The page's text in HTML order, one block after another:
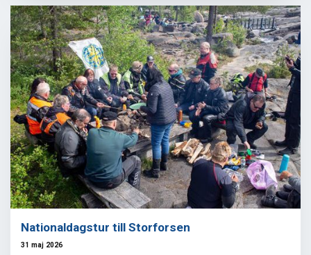
Nationaldagstur till Storforsen
31 maj 2026